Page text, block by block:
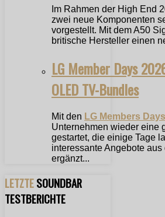
Im Rahmen der High End
zwei neue Komponenten
vorgestellt. Mit dem A50
britische Hersteller einen
LG Member Days
OLED TV-Bundles
Mit den LG Members
Unternehmen wieder eine
gestartet, die einige Tage
interessante Angebote
ergänzt...
LETZTESOUNDBAR
TESTBERICHTE